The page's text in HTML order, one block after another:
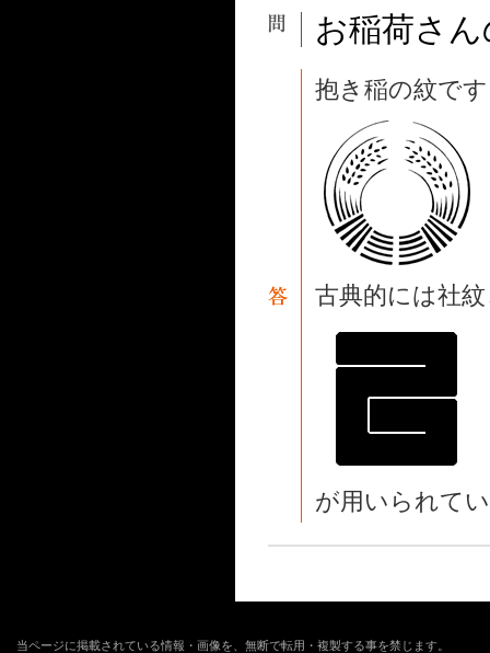
お稲荷さ
抱き稲の紋で
古典的には社
が用いられて
当ページに掲載されている情報・画像を、無断で転用・複製する事を禁じます。